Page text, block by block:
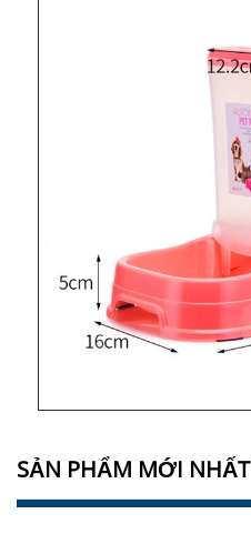
SẢN PHẨM MỚI NHẤT